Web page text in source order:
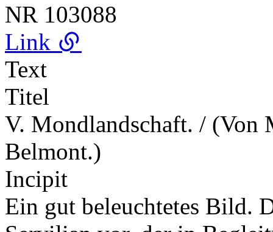
NR 103088
Link
Text
Titel
V. Mondlandschaft. / (Von
Belmont.)
Incipit
Ein gut beleuchtetes Bild.